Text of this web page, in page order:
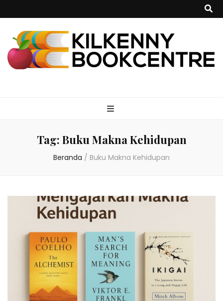
Tag: Buku Makna Kehidupan
Beranda / Buku Makna Kehidupan